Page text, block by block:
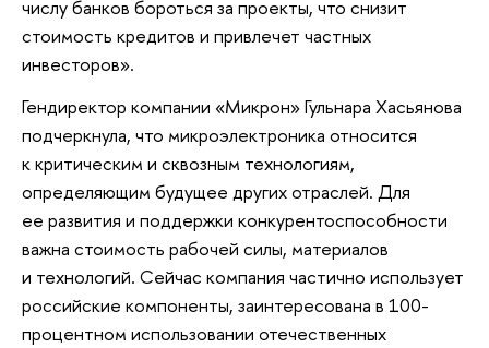
числу банков бороться за проекты, что снизит
стоимость кредитов и привлечет частных
инвесторов».
Гендиректор компании «Микрон» Гульнара Хасьянова
подчеркнула, что микроэлектроника относится
к критическим и сквозным технологиям,
определяющим будущее других отраслей. Для
ее развития и поддержки конкурентоспособности
важна стоимость рабочей силы, материалов
и технологий. Сейчас компания частично использует
российские компоненты, заинтересована в 100-
процентном использовании отечественных